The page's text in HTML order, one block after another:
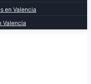
en Valencia
Valencia